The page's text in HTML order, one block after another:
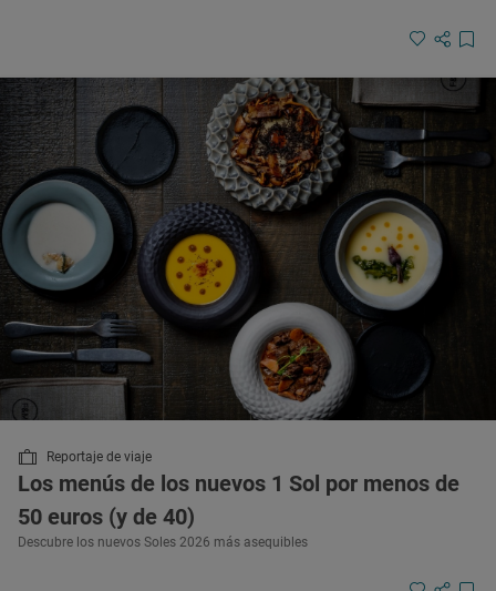
Reportaje de viaje
Los menús de los nuevos 1 Sol por menos de
50 euros (y de 40)
Descubre los nuevos Soles 2026 más asequibles